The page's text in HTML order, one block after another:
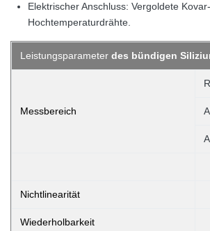
Elektrischer Anschluss: Vergoldete
Hochtemperaturdrähte.
Leistungsparameter des bündigen
Messbereich
Nichtlinearität
Wiederholbarkeit